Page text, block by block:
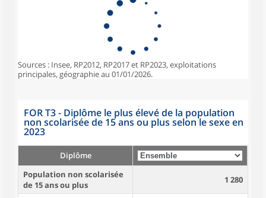
Sources : Insee, RP2012, RP2017 et RP2023, exploitations
principales, géographie au 01/01/2026.
FOR T3 - Diplôme le plus élevé de la population
non scolarisée de 15 ans ou plus selon le sexe en
2023
Diplôme
Population non scolarisée
de 15 ans ou plus
1 280